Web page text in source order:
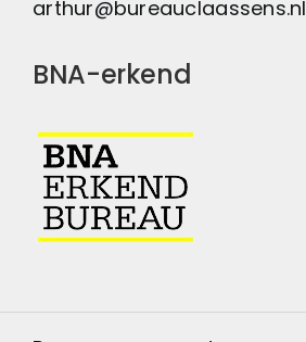
arthur@bureauclaassens.nl
BNA-erkend